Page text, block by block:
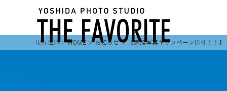
HOME お知らせ 【家族写真キャンペーン開催！！】